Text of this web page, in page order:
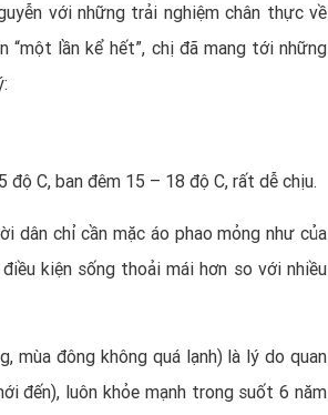
với những trải nghiệm chân thực về
“một lần kể hết”, chị đã mang tới những
C, ban đêm 15 – 18 độ C, rất dễ chịu.
dân chỉ cần mặc áo phao mỏng như của
kiện sống thoải mái hơn so với nhiều
mùa đông không quá lạnh) là lý do quan
đến), luôn khỏe mạnh trong suốt 6 năm